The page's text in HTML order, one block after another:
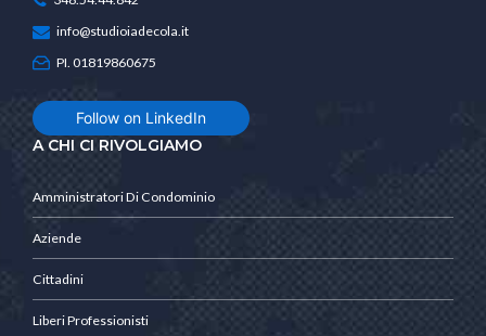
info@studioiadecola.it
PI. 01819860675
Follow on LinkedIn
A CHI CI RIVOLGIAMO
Amministratori Di Condominio
Aziende
Cittadini
Liberi Professionisti